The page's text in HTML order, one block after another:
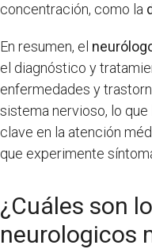
concentración, como la
En resumen, el
el diagnóstico y
enfermedades y
sistema nervioso, lo
clave en la atención
que experimente
¿Cuáles son
neurologicos